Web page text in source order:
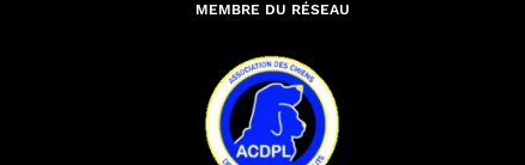
MEMBRE DU RÉSEAU